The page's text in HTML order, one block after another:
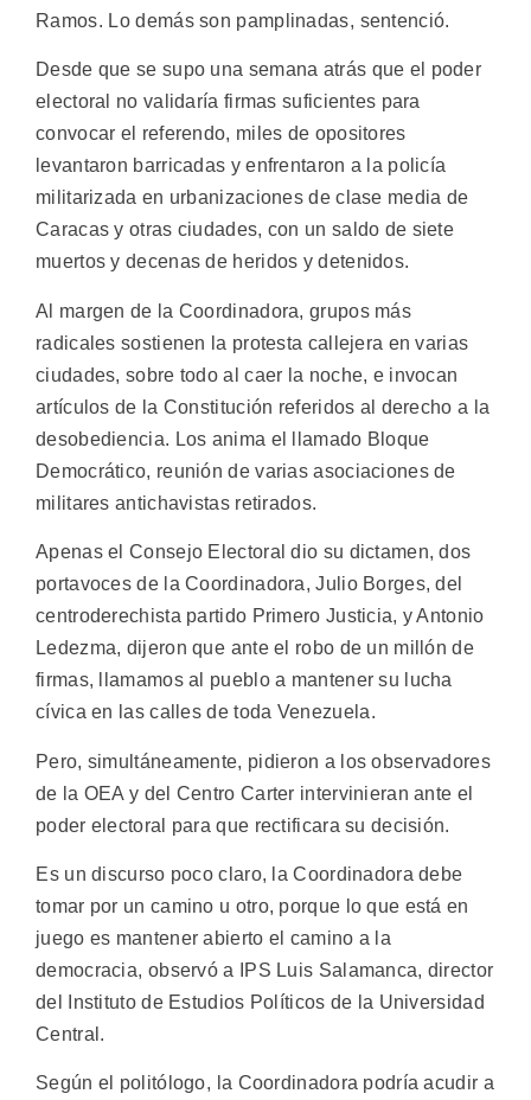
Ramos. Lo demás son pamplinadas, sentenció.
Desde que se supo una semana atrás que el poder
electoral no validaría firmas suficientes para
convocar el referendo, miles de opositores
levantaron barricadas y enfrentaron a la policía
militarizada en urbanizaciones de clase media de
Caracas y otras ciudades, con un saldo de siete
muertos y decenas de heridos y detenidos.
Al margen de la Coordinadora, grupos más
radicales sostienen la protesta callejera en varias
ciudades, sobre todo al caer la noche, e invocan
artículos de la Constitución referidos al derecho a la
desobediencia. Los anima el llamado Bloque
Democrático, reunión de varias asociaciones de
militares antichavistas retirados.
Apenas el Consejo Electoral dio su dictamen, dos
portavoces de la Coordinadora, Julio Borges, del
centroderechista partido Primero Justicia, y Antonio
Ledezma, dijeron que ante el robo de un millón de
firmas, llamamos al pueblo a mantener su lucha
cívica en las calles de toda Venezuela.
Pero, simultáneamente, pidieron a los observadores
de la OEA y del Centro Carter intervinieran ante el
poder electoral para que rectificara su decisión.
Es un discurso poco claro, la Coordinadora debe
tomar por un camino u otro, porque lo que está en
juego es mantener abierto el camino a la
democracia, observó a IPS Luis Salamanca, director
del Instituto de Estudios Políticos de la Universidad
Central.
Según el politólogo, la Coordinadora podría acudir a